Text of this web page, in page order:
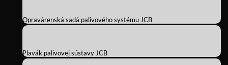
Opravárenská sadá palivového systému JCB
Plavák palivovej sústavy JCB